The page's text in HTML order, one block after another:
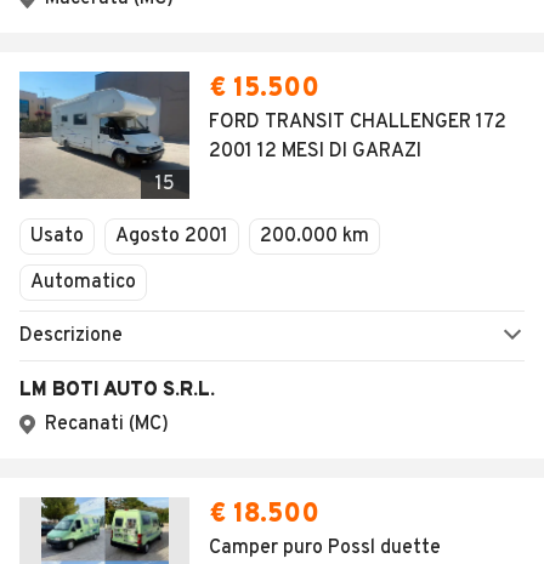
15
€ 15.500
FORD TRANSIT CHALLENGER 172
2001 12 MESI DI GARAZI
Usato Agosto 2001
200.000 km
Automatico
Descrizione
LM BOTI AUTO S.R.L.
Recanati (MC)
€ 18.500
Camper puro Possl duette